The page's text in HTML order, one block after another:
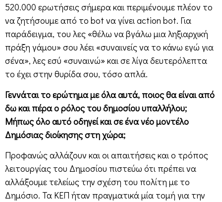
520.000 ερωτήσεις σήμερα και περιμένουμε πλέον το
να ζητήσουμε από το bot να γίνει action bot. Για
παράδειγμα, του λες «θέλω να βγάλω μια ληξιαρχική
πράξη γάμου» σου λέει «συναινείς να το κάνω εγώ για
σένα», λες εσύ «συναινώ» και σε λίγα δευτερόλεπτα
το έχει στην θυρίδα σου, τόσο απλά.
Γεννάται το ερώτημα με όλα αυτά, ποιος θα είναι από
δω και πέρα ο ρόλος του δημοσίου υπαλλήλου;
Μήπως όλο αυτό οδηγεί και σε ένα νέο μοντέλο
Δημόσιας διοίκησης στη χώρα;
Προφανώς αλλάζουν και οι απαιτήσεις και ο τρόπος
λειτουργίας του Δημοσίου πιστεύω ότι πρέπει να
αλλάξουμε τελείως την σχέση του πολίτη με το
Δημόσιο. Τα ΚΕΠ ήταν πραγματικά μία τομή για την